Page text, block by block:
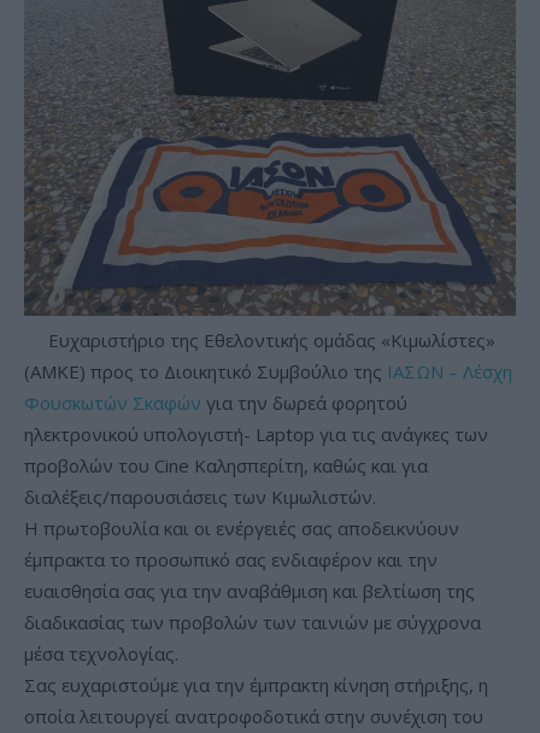
Ευχαριστήριο της Εθελοντικής ομάδας «Κιμωλίστες»
(ΑΜΚΕ) προς το Διοικητικό Συμβούλιο της ΙΑΣΩΝ – Λέσχη
Φουσκωτών Σκαφών για την δωρεά φορητού
ηλεκτρονικού υπολογιστή- Laptop για τις ανάγκες των
προβολών του Cine Καλησπερίτη, καθώς και για
διαλέξεις/παρουσιάσεις των Κιμωλιστών.
Η πρωτοβουλία και οι ενέργειές σας αποδεικνύουν
έμπρακτα το προσωπικό σας ενδιαφέρον και την
ευαισθησία σας για την αναβάθμιση και βελτίωση της
διαδικασίας των προβολών των ταινιών με σύγχρονα
μέσα τεχνολογίας.
Σας ευχαριστούμε για την έμπρακτη κίνηση στήριξης, η
οποία λειτουργεί ανατροφοδοτικά στην συνέχιση του